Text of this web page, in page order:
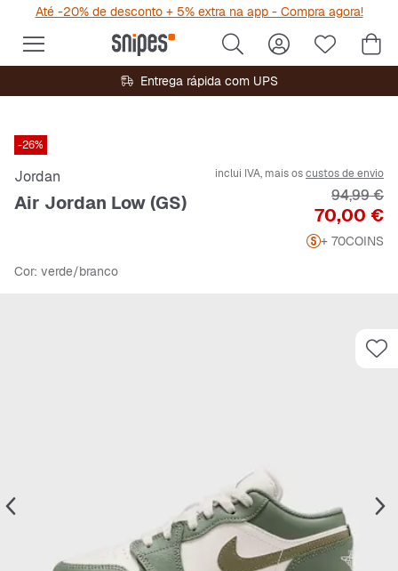
Até -20% de desconto + 5% extra na app - Compra agora!
Entrega rápida com UPS
-26%
Jordan
Air Jordan Low (GS)
inclui IVA, mais oscustos de envio
Preço
70,00 €
Preço
94,99 €
+ 70COINS
Cor: verde/branco